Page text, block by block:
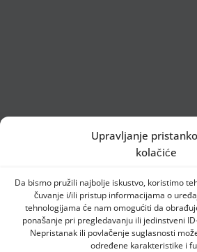
Upravljanje
kolačiće
Da bismo pružili najbolje iskustvo, koristimo
čuvanje i/ili pristup informacijama o
tehnologijama će nam omogućiti da
ponašanje pri pregledavanju ili jedinstveni
Nepristanak ili povlačenje suglasnosti
određene karakteristike i